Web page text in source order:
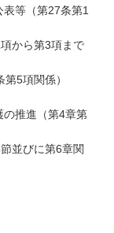
等（第27条第1
から第3項まで
5項関係）
推進（第4章第
並びに第6章関